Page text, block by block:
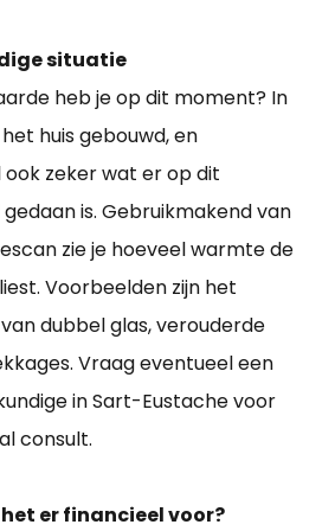
situatie
heb je op dit moment? In
huis gebouwd, en
zeker wat er op dit
is. Gebruikmakend van
zie je hoeveel warmte de
Voorbeelden zijn het
dubbel glas, verouderde
Vraag eventueel een
in Sart-Eustache voor
consult.
er financieel voor?